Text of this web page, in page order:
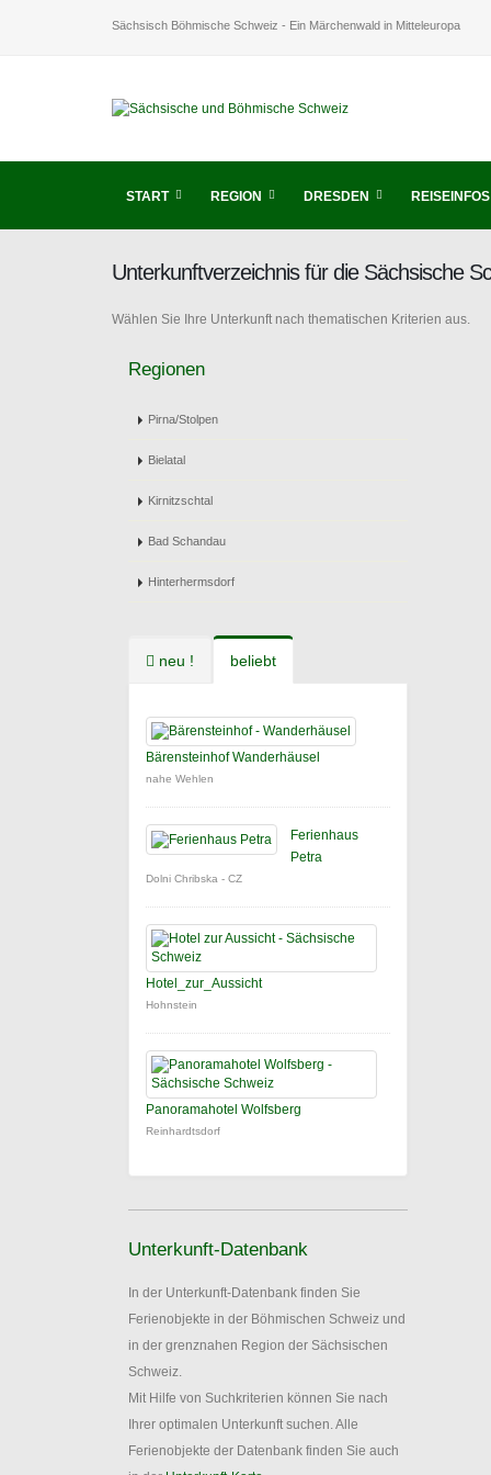
Sächsisch Böhmische Schweiz - Ein Märchenwald in Mitteleuropa
START REGION DRESDEN REISEINFOS
Unterkunftverzeichnis für die Sächsische
Wählen Sie Ihre Unterkunft nach thematischen Kriterien aus.
Regionen
Pirna/Stolpen
Bielatal
Kirnitzschtal
Bad Schandau
Hinterhermsdorf
neu ! beliebt
Bärensteinhof Wanderhäusel
nahe Wehlen
Ferienhaus
Petra
Dolni Chribska - CZ
Hotel_zur_Aussicht
Hohnstein
Panoramahotel Wolfsberg
Reinhardtsdorf
Unterkunft-Datenbank
In der Unterkunft-Datenbank finden Sie
Ferienobjekte in der Böhmischen Schweiz und
in der grenznahen Region der Sächsischen
Schweiz.
Mit Hilfe von Suchkriterien können Sie nach
Ihrer optimalen Unterkunft suchen. Alle
Ferienobjekte der Datenbank finden Sie auch